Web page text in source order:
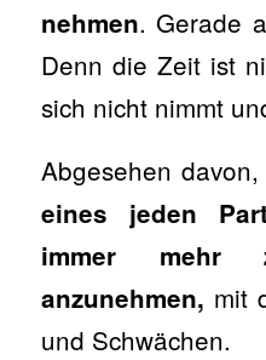
nehmen. Gerade
Denn die Zeit ist
sich nicht nimmt
Abgesehen davon,
eines jeden
immer mehr
anzunehmen, mit
und Schwächen.